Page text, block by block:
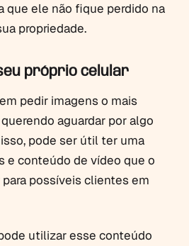
que ele não fique perdido na
propriedade.
próprio celular
pedir imagens o mais
aguardar por algo
pode ser útil ter uma
e conteúdo de vídeo que o
possíveis clientes em
utilizar esse conteúdo